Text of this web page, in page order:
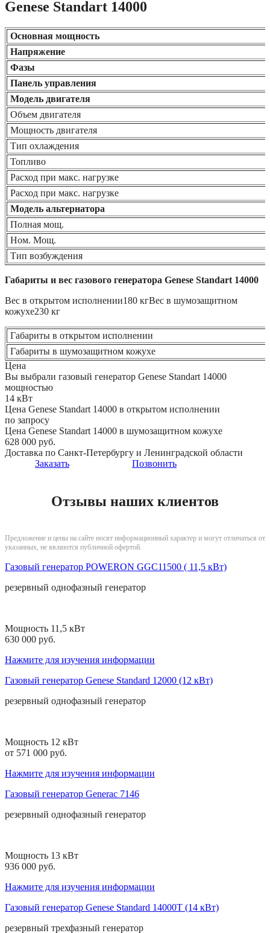
Genese Standart 14000
Основная мощность
Напряжение
Фазы
Панель управления
Модель двигателя
Объем двигателя
Мощность двигателя
Тип охлаждения
Топливо
Расход при макс. нагрузке
Расход при макс. нагрузке
Модель альтернатора
Полная мощ.
Ном. Мощ.
Тип возбуждения
Габариты и вес газового генератора Genese Standart 14000
Вес в открытом исполнении180 кгВес в шумозащитном
кожухе230 кг
Габариты в открытом исполнении
Габариты в шумозащитном кожухе
Цена
Вы выбрали газовый генератор Genese Standart 14000
мощностью
14 кВт
Цена Genese Standart 14000 в открытом исполнении
по запросу
Цена Genese Standart 14000 в шумозащитном кожухе
628 000 руб.
Доставка по Санкт-Петербургу и Ленинградской области
Заказать
Позвонить
Отзывы наших клиентов
Предложение и цены на сайте носят информационный характер и могут отличаться от
указанных, не являются публичной офертой.
Газовый генератор POWERON GGC11500 ( 11,5 кВт)
резервный однофазный генератор
Мощность 11,5 кВт
630 000 руб.
Нажмите для изучения информации
Газовый генератор Genese Standard 12000 (12 кВт)
резервный однофазный генератор
Мощность 12 кВт
от 571 000 руб.
Нажмите для изучения информации
Газовый генератор Generac 7146
резервный однофазный генератор
Мощность 13 кВт
936 000 руб.
Нажмите для изучения информации
Газовый генератор Genese Standard 14000T (14 кВт)
резервный трехфазный генератор